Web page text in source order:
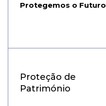
Protegemos o Futuro
Proteção de
Património